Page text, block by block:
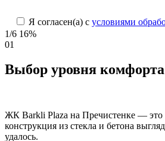
Я согласен(а) с условиями
1/6 16%
01
Выбор уровня комфорта
ЖК Barkli Plaza на Пречистенке — это
конструкция из стекла и бетона
удалось.